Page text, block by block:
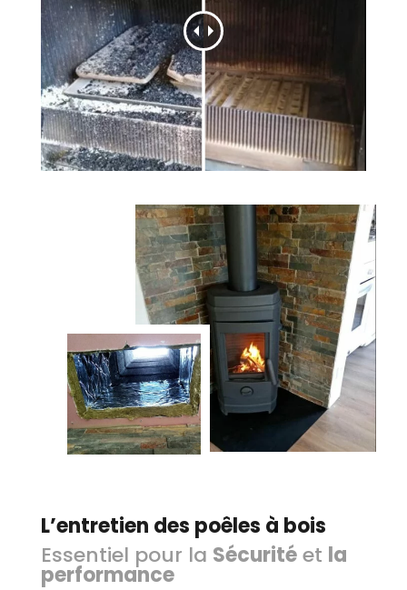
L’entretien des poêles à bois
Essentiel pour la Sécuritéet la
performance